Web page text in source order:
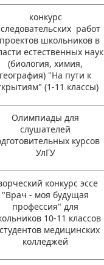
конкурс
работ
школьников в
естественных наук
(биология, химия,
география) "На пути к
(1-11 классы)
Олимпиады для
слушателей
курсов
УлГУ
конкурс эссе
"Врач - моя будущая
профессия" для
10-11 классов
медицинских
колледжей